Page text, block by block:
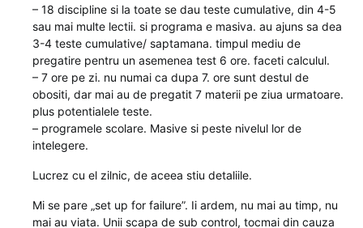
– 18 discipline si la toate se dau teste cumulative, din 4-5
sau mai multe lectii. si programa e masiva. au ajuns sa dea
3-4 teste cumulative/ saptamana. timpul mediu de
pregatire pentru un asemenea test 6 ore. faceti calculul.
– 7 ore pe zi. nu numai ca dupa 7. ore sunt destul de
obositi, dar mai au de pregatit 7 materii pe ziua urmatoare.
plus potentialele teste.
– programele scolare. Masive si peste nivelul lor de
intelegere.
Lucrez cu el zilnic, de aceea stiu detaliile.
Mi se pare „set up for failure”. Ii ardem, nu mai au timp, nu
mai au viata. Unii scapa de sub control, tocmai din cauza